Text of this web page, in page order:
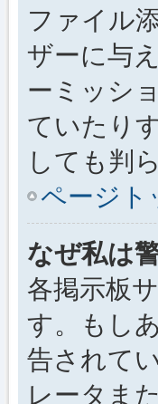
ファイル
ザーに与
ーミッシ
ていたり
しても判
ページト
なぜ私は
各掲示板
す。もし
告されて
レータま